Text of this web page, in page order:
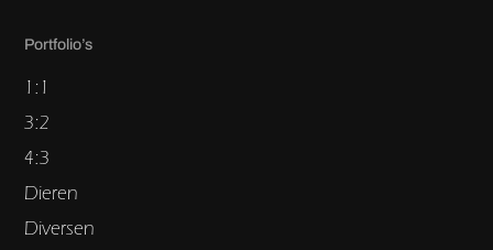
Portfolio’s
1:1
3:2
4:3
Dieren
Diversen